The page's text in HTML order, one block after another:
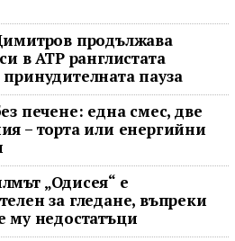
продължава
в ATP ранглистата
пауза
печене: една смес, две
– торта или енергийни
„Одисея“ е
за гледане, въпреки
му недостатъци